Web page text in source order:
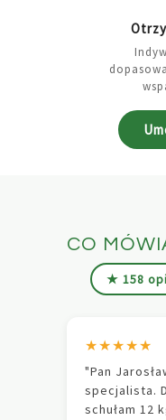
CO
★ 158
★★★★★
"Pan
specjalista.
schułam 12